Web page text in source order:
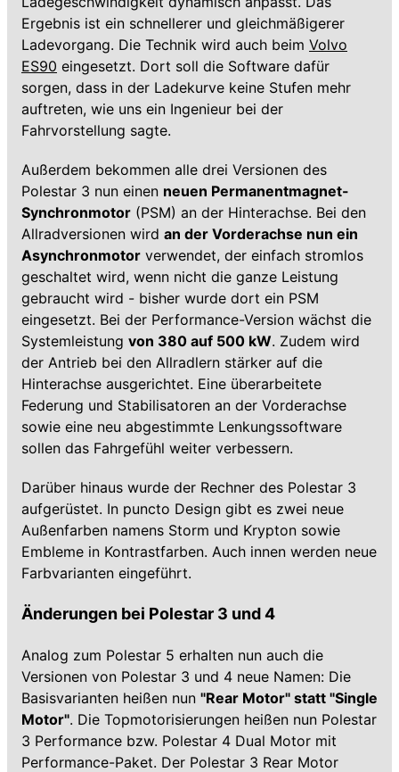
Ergebnis ist ein schnellerer und gleichmäßigerer
Ladevorgang. Die Technik wird auch beim Volvo
ES90 eingesetzt. Dort soll die Software dafür
sorgen, dass in der Ladekurve keine Stufen mehr
auftreten, wie uns ein Ingenieur bei der
Fahrvorstellung sagte.
Außerdem bekommen alle drei Versionen des
Polestar 3 nun einen neuen Permanentmagnet-
Synchronmotor (PSM) an der Hinterachse. Bei den
Allradversionen wird an der Vorderachse nun ein
Asynchronmotor verwendet, der einfach stromlos
geschaltet wird, wenn nicht die ganze Leistung
gebraucht wird - bisher wurde dort ein PSM
eingesetzt. Bei der Performance-Version wächst die
Systemleistung von 380 auf 500 kW. Zudem wird
der Antrieb bei den Allradlern stärker auf die
Hinterachse ausgerichtet. Eine überarbeitete
Federung und Stabilisatoren an der Vorderachse
sowie eine neu abgestimmte Lenkungssoftware
sollen das Fahrgefühl weiter verbessern.
Darüber hinaus wurde der Rechner des Polestar 3
aufgerüstet. In puncto Design gibt es zwei neue
Außenfarben namens Storm und Krypton sowie
Embleme in Kontrastfarben. Auch innen werden neue
Farbvarianten eingeführt.
Änderungen bei Polestar 3 und 4
Analog zum Polestar 5 erhalten nun auch die
Versionen von Polestar 3 und 4 neue Namen: Die
Basisvarianten heißen nun "Rear Motor" statt "Single
Motor". Die Topmotorisierungen heißen nun Polestar
3 Performance bzw. Polestar 4 Dual Motor mit
Performance-Paket. Der Polestar 3 Rear Motor